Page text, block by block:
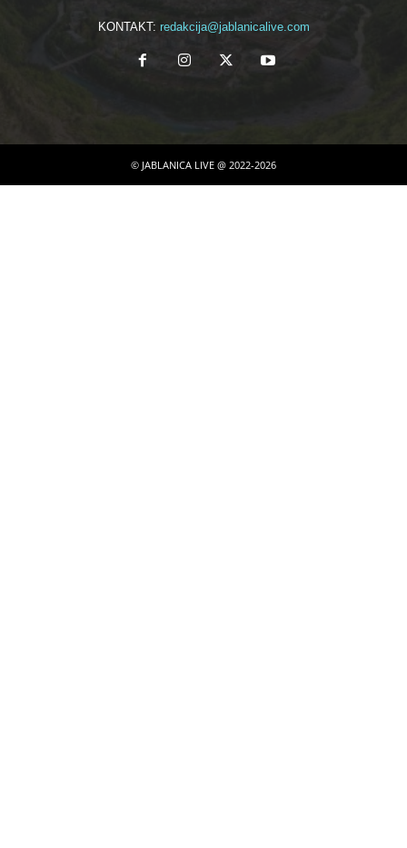
KONTAKT: redakcija@jablanicalive.com
© JABLANICA LIVE @ 2022-2026